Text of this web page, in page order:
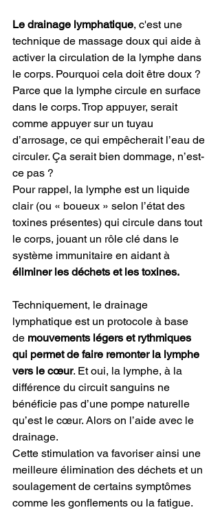
Le drainage lymphatique, c'est une
technique de massage doux qui aide à
activer la circulation de la lymphe dans
le corps. Pourquoi cela doit être doux ?
Parce que la lymphe circule en surface
dans le corps. Trop appuyer, serait
comme appuyer sur un tuyau
d’arrosage, ce qui empêcherait l’eau de
circuler. Ça serait bien dommage, n’est-
ce pas ?
Pour rappel, la lymphe est un liquide
clair (ou « boueux » selon l’état des
toxines présentes) qui circule dans tout
le corps, jouant un rôle clé dans le
système immunitaire en aidant à
éliminer les déchets et les toxines.
Techniquement, le drainage
lymphatique est un protocole à base
de mouvements légers et rythmiques
qui permet de faire remonter la lymphe
vers le cœur. Et oui, la lymphe, à la
différence du circuit sanguins ne
bénéficie pas d’une pompe naturelle
qu’est le cœur. Alors on l’aide avec le
drainage.
Cette stimulation va favoriser ainsi une
meilleure élimination des déchets et un
soulagement de certains symptômes
comme les gonflements ou la fatigue.